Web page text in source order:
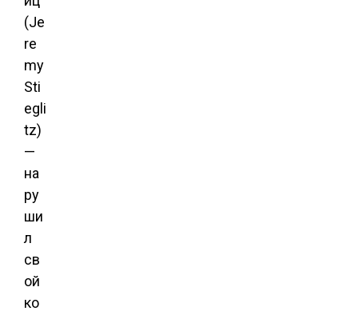
(Je
re
my
Sti
egli
tz)
—
на
ру
ши
л
св
ой
ко